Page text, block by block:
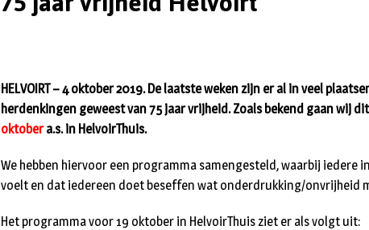
HELVOIRT – 4 oktober 2019. De laatste weken zijn er al in veel
herdenkingen geweest van 75 jaar vrijheid. Zoals bekend gaan wij
oktobera.s. in HelvoirThuis.
We hebben hiervoor een programma samengesteld, waarbij iedere
voelt en dat iedereen doet beseffen wat onderdrukking/onvrijheid
Het programma voor 19 oktober in HelvoirThuis ziet er als volgt uit: